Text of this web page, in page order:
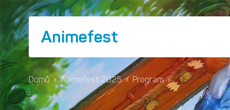
Animefest
Domů › Animefest 2025 › Program ›